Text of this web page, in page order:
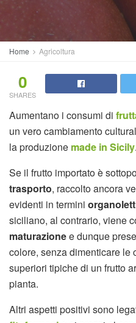
Home Agricoltura
0
SHARES
Aumentano i consumi di
un vero cambiamento
la produzione made in Sicily.
Se il frutto importato è
trasporto, raccolto ancora
evidenti in termini
siciliano, al contrario, viene
maturazionee dunque
colore, senza dimenticare le
superiori tipiche di un frutto
pianta.
Altri aspetti positivi sono